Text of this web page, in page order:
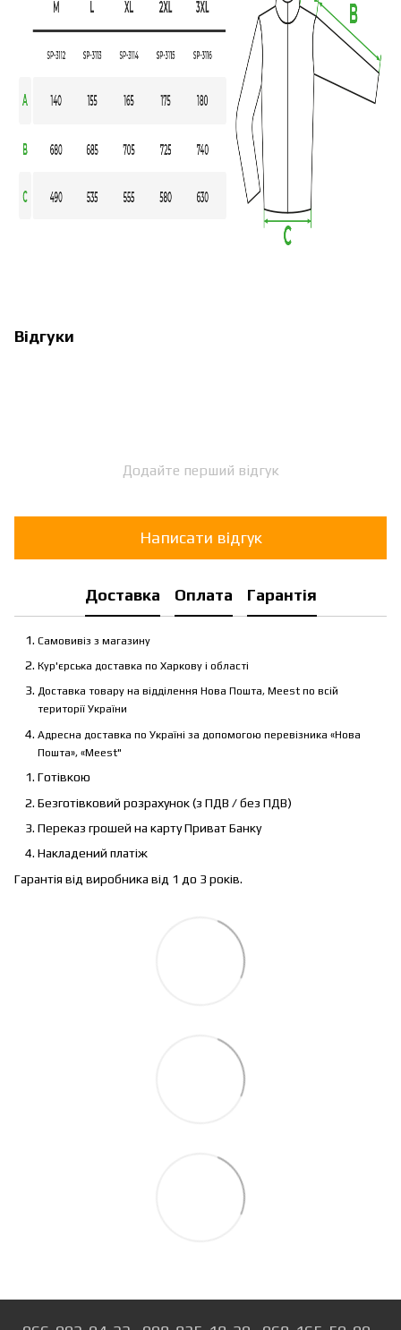
Відгуки
Додайте перший відгук
Написати відгук
Доставка Оплата Гарантія
Самовивіз з магазину
Кур'єрська доставка по Харкову і області
Доставка товару на відділення Нова Пошта, Meest по всій
території України
Адресна доставка по Україні за допомогою перевізника «Нова
Пошта», «Meest"
Готівкою
Безготівковий розрахунок (з ПДВ / без ПДВ)
Переказ грошей на карту Приват Банку
Накладений платіж
Гарантія від виробника від 1 до 3 років.